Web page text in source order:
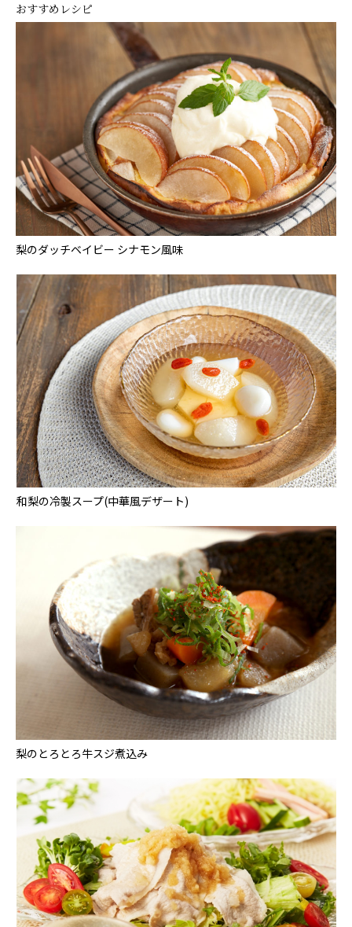
おすすめレシピ
梨のダッチベイビー シナモン風味
和梨の冷製スープ(中華風デザート)
梨のとろとろ牛スジ煮込み